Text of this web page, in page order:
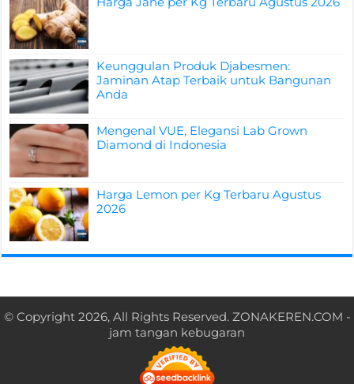
Keunggulan Produk Djabesmen:
Jaminan Atap Terbaik untuk Bangunan
Anda
Mengenal VUE, Elegansi Lab Grown
Diamond di Indonesia
Harga Lemon per Kg Terbaru Agustus
2026
© Copyright 2026, All Rights Reserved. ZONAKEREN.COM -
jam tangan kebugaran